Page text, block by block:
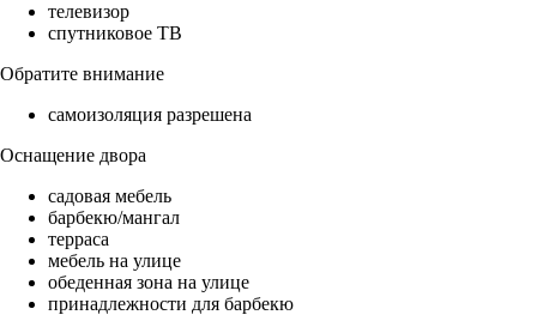
телевизор
спутниковое ТВ
Обратите внимание
самоизоляция разрешена
Оснащение двора
садовая мебель
барбекю/мангал
терраса
мебель на улице
обеденная зона на улице
принадлежности для барбекю